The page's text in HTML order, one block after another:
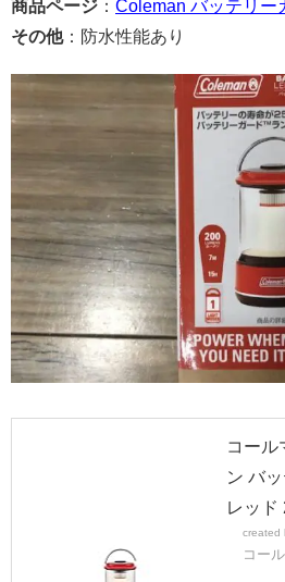
商品ページ ： Coleman バッテリー
その他：防水性能あり
コール
ン バ
レッド
created
コー